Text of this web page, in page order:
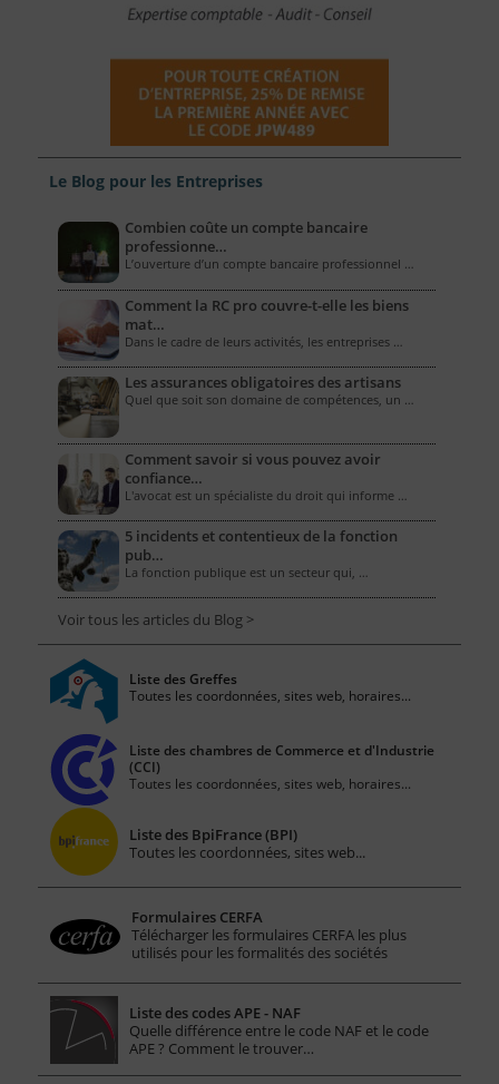
Le Blog pour les Entreprises
Combien coûte un compte bancaire
professionne…
L’ouverture d’un compte bancaire professionnel …
Comment la RC pro couvre-t-elle les biens
mat…
Dans le cadre de leurs activités, les entreprises …
Les assurances obligatoires des artisans
Quel que soit son domaine de compétences, un …
Comment savoir si vous pouvez avoir
confiance…
L'avocat est un spécialiste du droit qui informe …
5 incidents et contentieux de la fonction
pub…
La fonction publique est un secteur qui, …
Voir tous les articles du Blog >
Liste des Greffes
Toutes les coordonnées, sites web, horaires...
Liste des chambres de Commerce et d'Industrie
(CCI)
Toutes les coordonnées, sites web, horaires...
Liste des BpiFrance (BPI)
Toutes les coordonnées, sites web...
Formulaires CERFA
Télécharger les formulaires CERFA les plus
utilisés pour les formalités des sociétés
Liste des codes APE - NAF
Quelle différence entre le code NAF et le code
APE ? Comment le trouver…